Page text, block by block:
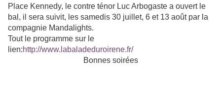
Place Kennedy, le contre ténor Luc Arbogaste a ouvert le
bal, il sera suivit, les samedis 30 juillet, 6 et 13 août par la
compagnie Mandalights.
Tout le programme sur le
lien:http://www.labaladeduroirene.fr/
Bonnes soirées